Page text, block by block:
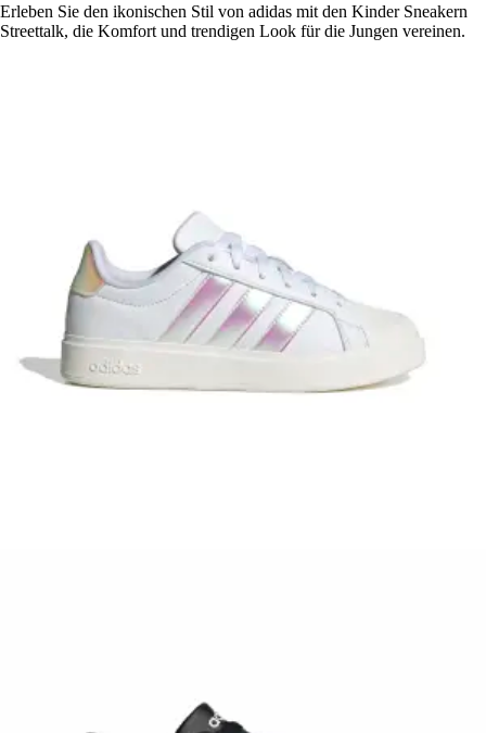
Erleben Sie den ikonischen Stil von adidas mit den Kinder Sneakern
Streettalk, die Komfort und trendigen Look für die Jungen vereinen.